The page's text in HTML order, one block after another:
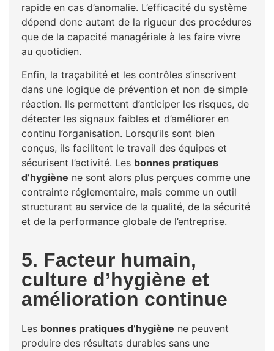
rapide en cas d’anomalie. L’efficacité du système
dépend donc autant de la rigueur des procédures
que de la capacité managériale à les faire vivre
au quotidien.
Enfin, la traçabilité et les contrôles s’inscrivent
dans une logique de prévention et non de simple
réaction. Ils permettent d’anticiper les risques, de
détecter les signaux faibles et d’améliorer en
continu l’organisation. Lorsqu’ils sont bien
conçus, ils facilitent le travail des équipes et
sécurisent l’activité. Les bonnes pratiques
d’hygiène ne sont alors plus perçues comme une
contrainte réglementaire, mais comme un outil
structurant au service de la qualité, de la sécurité
et de la performance globale de l’entreprise.
5. Facteur humain,
culture d’hygiène et
amélioration continue
Les bonnes pratiques d’hygiène ne peuvent
produire des résultats durables sans une